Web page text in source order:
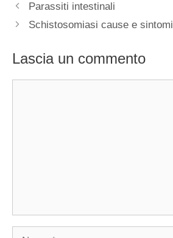
Parassiti intestinali
Schistosomiasi cause e sintomi
Lascia un commento